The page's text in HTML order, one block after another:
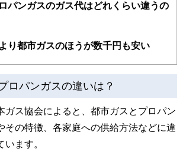
ー、DCプランナー、公認会計士、社会保険労務
書士、投資アナリスト、キャリアコンサルタントな
やすく発信している点です。
監修者による執筆体制を築くことで、内容のわかり
もちろんのこと、読み応えのあるコンテンツと確か
信を実現しています。
パンガスのガス代はどれくらい違うの
り都市ガスのほうが数千円も安い
ロパンガスの違いは？
ガス協会によると、都市ガスとプロパン
その特徴、各家庭への供給方法などに違
います。